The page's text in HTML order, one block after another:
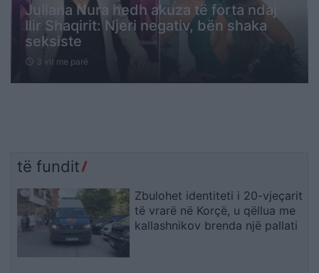
Juliana Nura hedh akuza të forta ndaj
Ilir Shaqirit: Njeri negativ, bën shaka
seksiste
schedule 3 vit me parë
të fundit
Zbulohet identiteti i 20-vjeçarit
të vrarë në Korçë, u qëllua me
kallashnikov brenda një pallati